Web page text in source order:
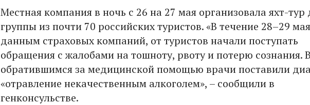
Местная компания в ночь с 26 на 27 мая организовала яхт-тур
группы из почти 70 российских туристов. «В течение 28–29
данным страховых компаний, от туристов начали поступать
обращения с жалобами на тошноту, рвоту и потерю сознания.
обратившимся за медицинской помощью врачи поставили
«отравление некачественным алкоголем», – сообщили в
генконсульстве.